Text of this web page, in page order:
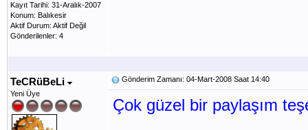
Kayıt Tarihi: 31-Aralık-2007
Konum: Balıkesir
Aktif Durum: Aktif Değil
Gönderilenler: 4
TeCRüBeLi
Yeni Üye
Gönderim Zamanı: 04-Mart-2008 Saat 14:40
Çok güzel bir paylaşım